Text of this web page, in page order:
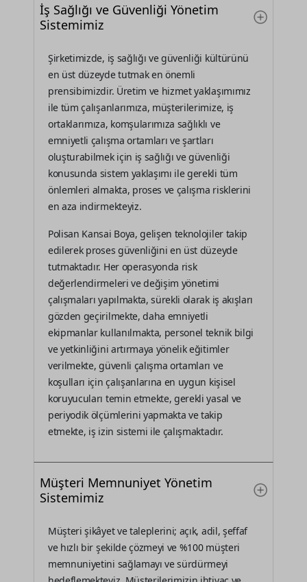
İş Sağlığı ve Güvenliği Yönetim
Sistemimiz
Şirketimizde, iş sağlığı ve güvenliği kültürünü
en üst düzeyde tutmak en önemli
prensibimizdir. Üretim ve hizmet yaklaşımımız
ile tüm çalışanlarımıza, müşterilerimize, iş
ortaklarımıza, komşularımıza sağlıklı ve
emniyetli çalışma ortamları ve şartları
oluşturabilmek için iş sağlığı ve güvenliği
konusunda sistem yaklaşımı ile gerekli tüm
önlemleri almakta, proses ve çalışma risklerini
en aza indirmekteyiz.
Polisan Kansai Boya, gelişen teknolojiler takip
edilerek proses güvenliğini en üst düzeyde
tutmaktadır. Her operasyonda risk
değerlendirmeleri ve değişim yönetimi
çalışmaları yapılmakta, sürekli olarak iş akışları
gözden geçirilmekte, daha emniyetli
ekipmanlar kullanılmakta, personel teknik bilgi
ve yetkinliğini artırmaya yönelik eğitimler
verilmekte, güvenli çalışma ortamları ve
koşulları için çalışanlarına en uygun kişisel
koruyucuları temin etmekte, gerekli yasal ve
periyodik ölçümlerini yapmakta ve takip
etmekte, iş izin sistemi ile çalışmaktadır.
Müşteri Memnuniyet Yönetim
Sistemimiz
Müşteri şikâyet ve taleplerini; açık, adil, şeffaf
ve hızlı bir şekilde çözmeyi ve %100 müşteri
memnuniyetini sağlamayı ve sürdürmeyi